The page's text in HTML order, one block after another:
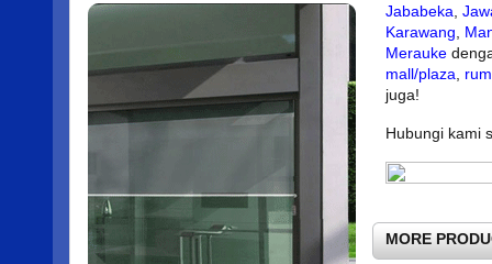
Jababeka
Karawang
Merauke
mall/plaza
juga!
Hubungi kami
MORE